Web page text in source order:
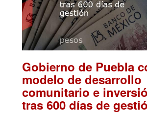
Gobierno de Puebla
modelo de desarrollo
comunitario e
tras 600 días de